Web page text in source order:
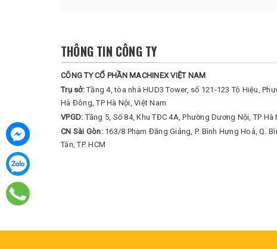
THÔNG TIN CÔNG TY
CÔNG TY CỔ PHẦN MACHINEX VIỆT NAM
Trụ sở:Tầng 4, tòa nhà HUD3 Tower, số 121-123 Tô Hiệu,
Hà Đông, TP Hà Nội, Việt Nam
VPGD:Tầng 5, Số 84, Khu TĐC 4A, Phường Dương Nội, TP Hà
CN Sài Gòn: 163/8 Phạm Đăng Giảng, P. Bình Hưng Hoà, Q.
Tân, TP. HCM